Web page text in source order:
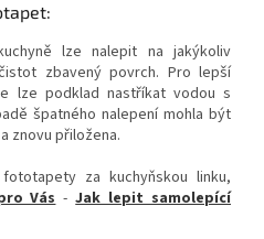
lze nalepit na jakýkoliv
zbavený povrch. Pro lepší
lze podklad nastříkat vodou s
špatného nalepení mohla být
znovu přiložena.
za kuchyňskou linku,
Vás-Jak lepit samolepící